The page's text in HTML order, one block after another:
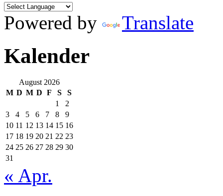
Powered by Translate
Kalender
August 2026
M D M D F S
S
1
2
3
4 5 6 7 8
9
10 11 12 13 14 15 16
17 18 19 20 21 22 23
24 25 26 27 28 29 30
31
« Apr.